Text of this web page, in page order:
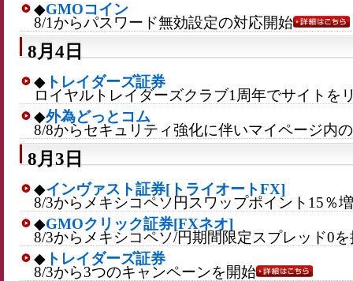
◆GMOコイン
8/1からパスワード無効設定の対応開始
8月4日
◆ トレイダーズ証券
ロイヤルトレイダーズクラブ1周年でサイトを
◆外為どっとコム
8/8からセキュリティ強化に伴いマイページ内
8月3日
◆インヴァスト証券[トライオートFX]
8/3からメキシコペソ円スワップポイント15％
◆GMOクリック証券[FXネオ]
8/3からメキシコペソ/円期間限定スプレッド0
◆ トレイダーズ証券
8/3から3つのキャンペーンを開始